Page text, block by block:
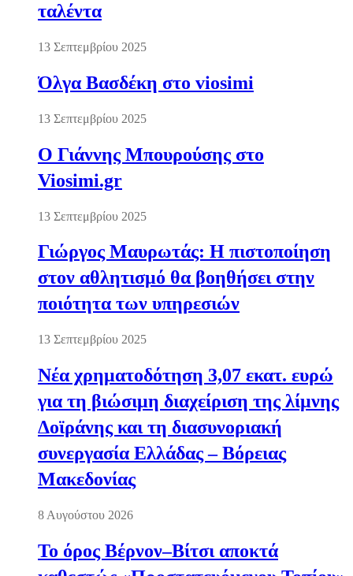
ταλέντα
13 Σεπτεμβρίου 2025
Όλγα Βασδέκη στο viosimi
13 Σεπτεμβρίου 2025
Ο Γιάννης Μπουρούσης στο
Viosimi.gr
13 Σεπτεμβρίου 2025
Γιώργος Μαυρωτάς: Η πιστοποίηση
στον αθλητισμό θα βοηθήσει στην
ποιότητα των υπηρεσιών
13 Σεπτεμβρίου 2025
Νέα χρηματοδότηση 3,07 εκατ. ευρώ
για τη βιώσιμη διαχείριση της λίμνης
Δοϊράνης και τη διασυνοριακή
συνεργασία Ελλάδας – Βόρειας
Μακεδονίας
8 Αυγούστου 2026
Το όρος Βέρνον–Βίτσι αποκτά